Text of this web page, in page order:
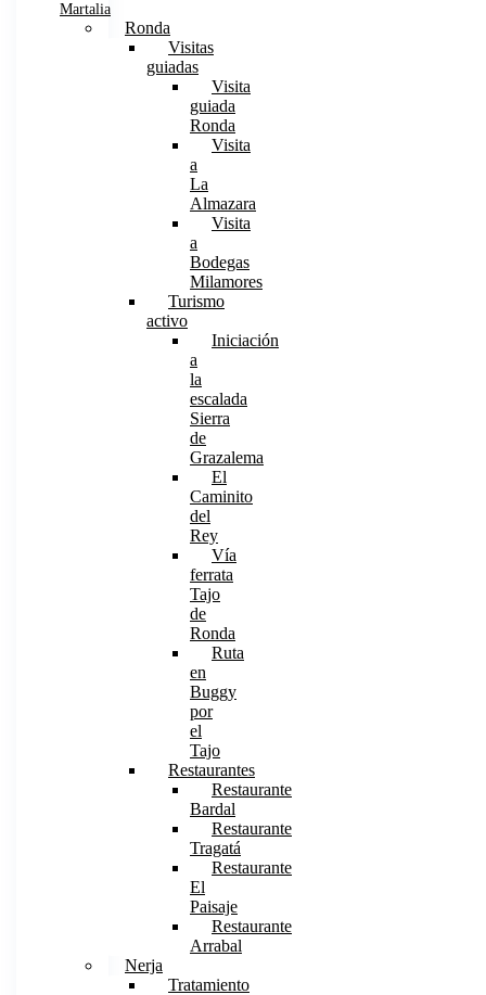
Martalia
Ronda
Visitas
guiadas
Visita
guiada
Ronda
Visita
a
La
Almazara
Visita
a
Bodegas
Milamores
Turismo
activo
Iniciación
a
la
escalada
Sierra
de
Grazalema
El
Caminito
del
Rey
Vía
ferrata
Tajo
de
Ronda
Ruta
en
Buggy
por
el
Tajo
Restaurantes
Restaurante
Bardal
Restaurante
Tragatá
Restaurante
El
Paisaje
Restaurante
Arrabal
Nerja
Tratamiento